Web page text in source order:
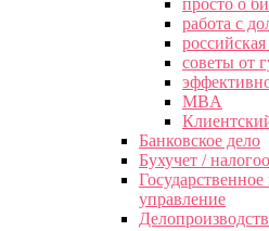
просто о
работа с
советы от
MBA
Банковское дело
Бухучет /
управление